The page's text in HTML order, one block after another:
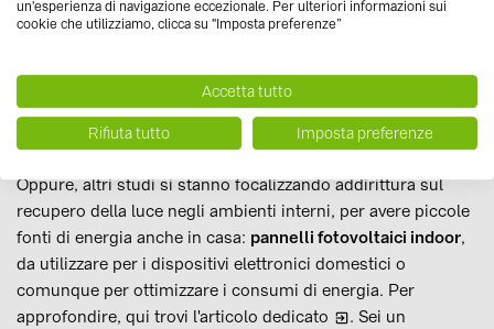
essere ipannelli solari intelligenti
, che si muovono in
energia. Sviluppati da un gruppo di ricerca del Politecnico
di Zurigo, possono spostarsi in orizzontale o verticale,
grazie a una struttura di cavi in acciaio.
Oppure, altri studi si stanno focalizzando addirittura sul
recupero della luce negli ambienti interni, per avere piccole
fonti di energia anche in casa: pannelli fotovoltaici indoor,
da utilizzare per i dispositivi elettronici domestici o
comunque per ottimizzare i consumi di energia. Per
approfondire, qui trovi l'articolo dedicato
. Sei un
un'esperienza di navigazione eccezionale. Per ulteriori informazioni sui
cookie che utilizziamo, clicca su "Imposta preferenze”
Accetta tutto
Rifiuta tutto Imposta preferenze